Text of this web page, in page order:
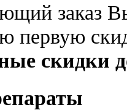
заказ
первую
скидки